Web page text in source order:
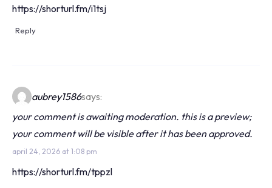
https://shorturl.fm/i1tsj
Reply
aubrey1586says:
your comment is awaiting moderation. this is a preview;
your comment will be visible after it has been approved.
april 24, 2026 at 1:08 pm
https://shorturl.fm/tppzl